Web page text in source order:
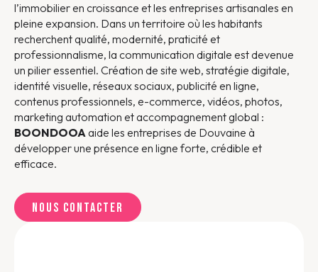
l’immobilier en croissance et les entreprises artisanales en
pleine expansion. Dans un territoire où les habitants
recherchent qualité, modernité, praticité et
professionnalisme, la communication digitale est devenue
un pilier essentiel. Création de site web, stratégie digitale,
identité visuelle, réseaux sociaux, publicité en ligne,
contenus professionnels, e-commerce, vidéos, photos,
marketing automation et accompagnement global :
BOONDOOAaide les entreprises de Douvaine à
développer une présence en ligne forte, crédible et
efficace.
Nous contacter